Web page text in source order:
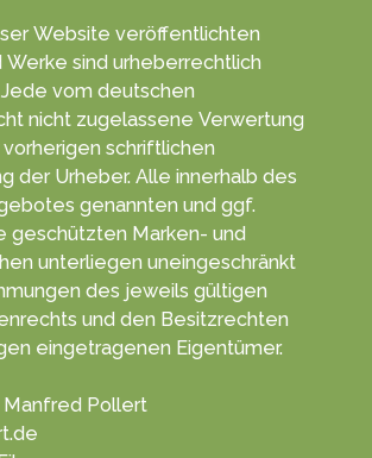
Website veröffentlichten
Werke sind urheber­rechtlich
nicht zugelassene Verwertung
schriftlichen
der Urheber. Alle innerhalb des
genannten und ggf.
unter­liegen unein­geschränkt
des jeweils gültigen
und den Besitz­rechten
einge­tragenen Eigen­tümer.
Manfred Pollert